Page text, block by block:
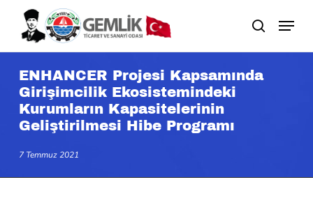
main
content
search
ENHANCER Projesi Kapsamında
Girişimcilik Ekosistemindeki
Kurumların Kapasitelerinin
Geliştirilmesi Hibe Programı
7 Temmuz 2021